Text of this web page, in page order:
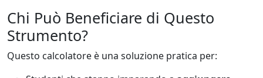
Chi Può Beneficiare di Questo
Strumento?
Questo calcolatore è una soluzione pratica per: